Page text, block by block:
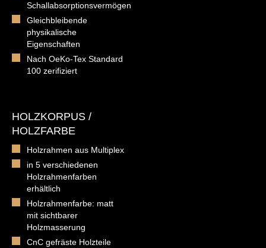
Schallabsorptionsvermögen
Gleichbleibende
physikalische
Eigenschaften
Nach OeKo-Tex Standard
100 zerifiziert
HOLZKORPUS /
HOLZFARBE
Holzrahmen aus Multiplex
in 5 verschiedenen
Holzrahmenfarben
erhältlich
Holzrahmenfarbe: matt
mit sichtbarer
Holzmasserung
CnC gefräste Holzteile